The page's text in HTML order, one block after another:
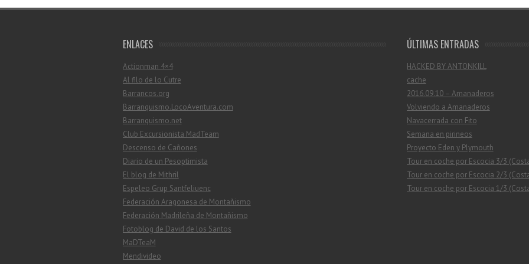
ENLACES
Actionman 4×4
Al filo de lo Cutre
Barrancos.org
Barranquismo.LocoAventura.com
Barranquismo.net
Club Excursionista MadTeam
Descenso de Cañones
Diario de un Pesoptimista
El blog de Mithril
Espeleo Grup Santfeliuenc
Federación Aragonesa de Montañismo
Federación Madrileña de Montañismo
Fotoblog de David de los Santos
MaDTeaM
Mendivideo
ÚLTIMAS ENTRADAS
HACKED BY ANTONKILL
cache
2016.09.10 – Amanaderos
Volviendo a Amanaderos
Navacerrada con Fito
Semana en pirineos
Proyecto Eden y Plymouth
Tour en coche por Escocia 3/3
Tour en coche por Escocia 2/3
Tour en coche por Escocia 1/3